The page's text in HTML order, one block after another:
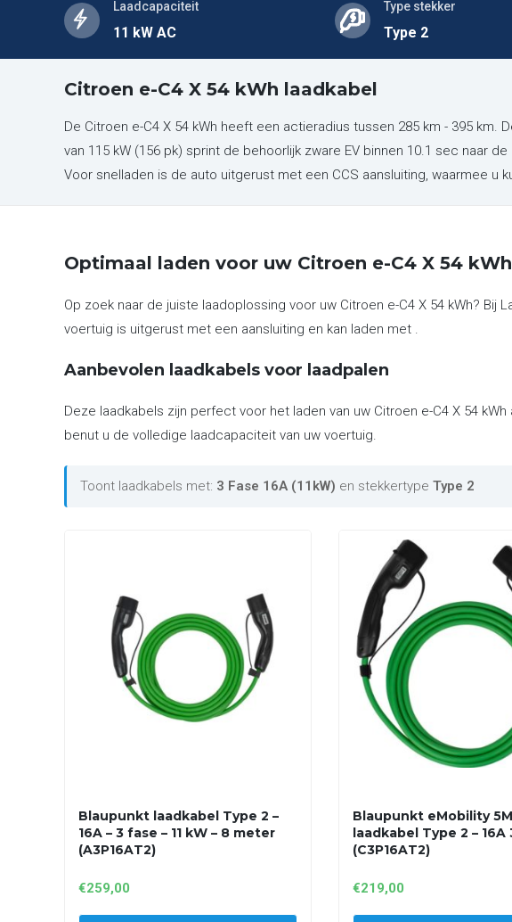
Laadcapaciteit
11 kW AC
Type stekker
Type 2
Citroen e-C4 X 54 kWh laadkabel
De Citroen e-C4 X 54 kWh heeft een actieradius tussen 285 km - 395
van 115 kW (156 pk) sprint de behoorlijk zware EV binnen 10.1 sec naar
Voor snelladen is de auto uitgerust met een CCS aansluiting, waarmee u
Optimaal laden voor uw Citroen e-C4 X 54 kWh
Op zoek naar de juiste laadoplossing voor uw Citroen e-C4 X 54 kWh?
voertuig is uitgerust met een aansluiting en kan laden met .
Aanbevolen laadkabels voor laadpalen
Deze laadkabels zijn perfect voor het laden van uw Citroen e-C4 X 54
benut u de volledige laadcapaciteit van uw voertuig.
Toont laadkabels met: 3 Fase 16A (11kW) en stekkertype Type 2
Blaupunkt laadkabel Type 2 –
16A – 3 fase – 11 kW – 8 meter
(A3P16AT2)
€259,00
Blaupunkt eMobility 5M
laadkabel Type 2 – 16A
(C3P16AT2)
€219,00